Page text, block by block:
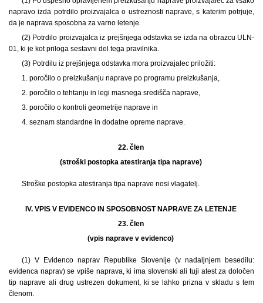
napravo izda potrdilo proizvajalca o ustreznosti naprave, s katerim potrjuje,
da je naprava sposobna za varno letenje.
(2) Potrdilo proizvajalca iz prejšnjega odstavka se izda na obrazcu ULN-
01, ki je kot priloga sestavni del tega pravilnika.
(3) Potrdilu iz prejšnjega odstavka mora proizvajalec priložiti:
1. poročilo o preizkušanju naprave po programu preizkušanja,
2. poročilo o tehtanju in legi masnega središča naprave,
3. poročilo o kontroli geometrije naprave in
4. seznam standardne in dodatne opreme naprave.
22. člen
(stroški postopka atestiranja tipa naprave)
Stroške postopka atestiranja tipa naprave nosi vlagatelj.
IV. VPIS V EVIDENCO IN SPOSOBNOST NAPRAVE ZA LETENJE
23. člen
(vpis naprave v evidenco)
(1) V Evidenco naprav Republike Slovenije (v nadaljnjem besedilu:
evidenca naprav) se vpiše naprava, ki ima slovenski ali tuji atest za določen
tip naprave ali drug ustrezen dokument, ki se lahko prizna v skladu s tem
členom.